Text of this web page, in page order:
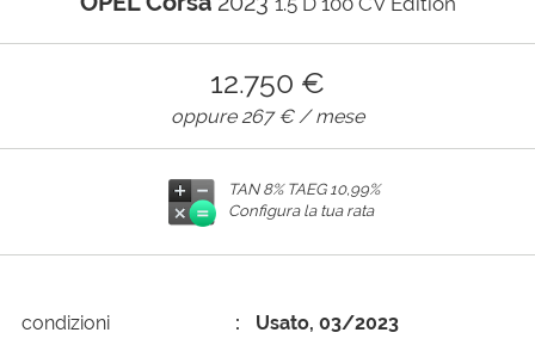
12.750 €
oppure267 €/ mese
TAN 8% TAEG 10,99%
Configura la tua rata
condizioni Usato, 03/2023